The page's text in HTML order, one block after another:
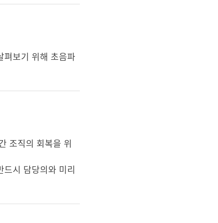
펴보기 위해 초음파
조직의 회복을 위
시 담당의와 미리